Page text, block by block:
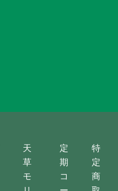
天
草
モ
定
期
コ
特
定
商